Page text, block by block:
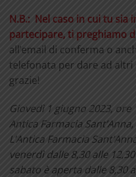
N.B.: Nel caso in cui tu sia
partecipare, ti preghiamo
all’email di conferma o
telefonata per dare ad
grazie!
Giovedì 1 giugno 2023, ore
Antica Farmacia Sant’Anna,
L’Antica Farmacia
venerdì dalle 8,30 alle
sabato è aperta dalle 8,30